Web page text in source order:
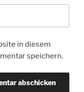
in diesem
speichern.